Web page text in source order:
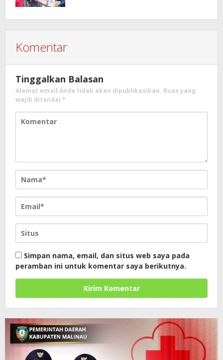
Komentar
Tinggalkan Balasan
Alamat email Anda tidak akan dipublikasikan. Ruas yang
wajib ditandai *
Simpan nama, email, dan situs web saya pada
peramban ini untuk komentar saya berikutnya.